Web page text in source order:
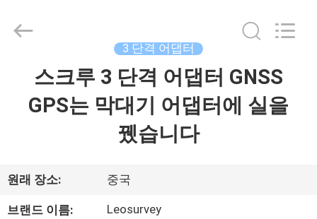
우
2021
Instrument
3 단격 어댑터
스크루 3 단격 어댑터 GNSS
GPS는 막대기 어댑터에 실을
뀄습니다
원래 장소: 중국
브랜드 이름: Leosurvey